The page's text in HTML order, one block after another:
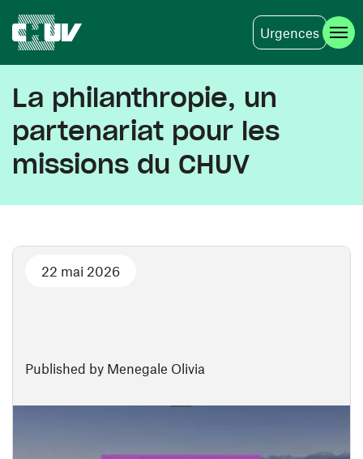
Urgences
La philanthropie, un
partenariat pour les
missions du CHUV
Published by Menegale Olivia
22 mai 2026